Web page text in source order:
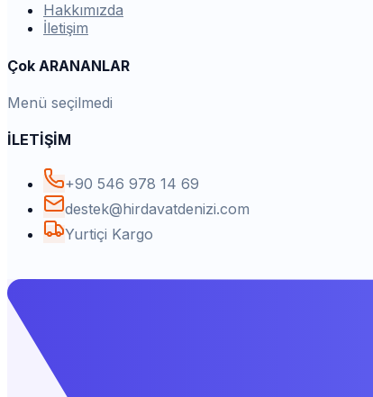
Hakkımızda
İletişim
Çok ARANANLAR
Menü seçilmedi
İLETİŞİM
+90 546 978 14 69
destek@hirdavatdenizi.com
Yurtiçi Kargo